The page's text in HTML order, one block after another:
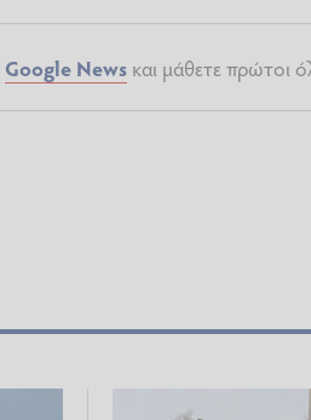
Google Newsκαι μάθετε πρώτοι